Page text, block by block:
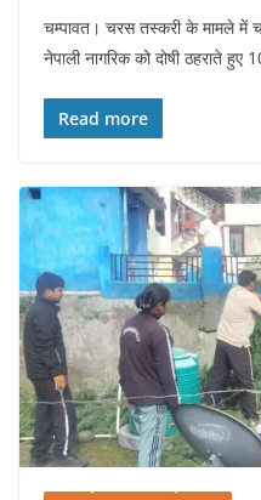
चम्पावत। चरस तस्करी के मामले में
नेपाली नागरिक को दोषी ठहराते हुए
Read more